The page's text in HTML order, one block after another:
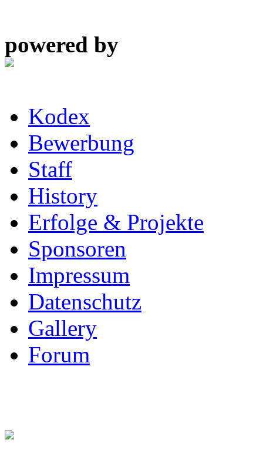
powered by
Kodex
Bewerbung
Staff
History
Erfolge & Projekte
Sponsoren
Impressum
Datenschutz
Gallery
Forum